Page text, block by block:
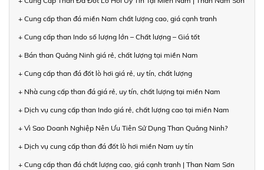
+ Cung cấp than đá miền Nam chất lượng cao, giá cạnh tranh
+ Cung cấp than Indo số lượng lớn – Chất lượng – Giá tốt
+ Bán than Quảng Ninh giá rẻ, chất lượng tại miền Nam
+ Cung cấp than đá đốt lò hơi giá rẻ, uy tín, chất lượng
+ Nhà cung cấp than đá giá rẻ, uy tín, chất lượng tại miền Nam
+ Dịch vụ cung cấp than Indo giá rẻ, chất lượng cao tại miền Nam
+ Vì Sao Doanh Nghiệp Nên Ưu Tiên Sử Dụng Than Quảng Ninh?
+ Dịch vụ cung cấp than đá đốt lò hơi miền Nam uy tín
+ Cung cấp than đá chất lượng cao, giá cạnh tranh | Than Nam Sơn